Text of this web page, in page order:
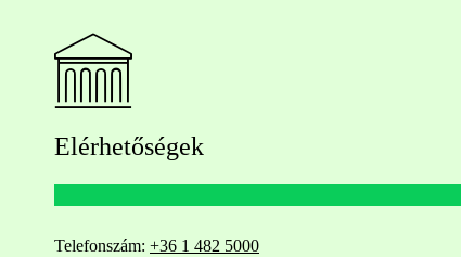
Elérhetőségek
Telefonszám: +36 1 482 5000